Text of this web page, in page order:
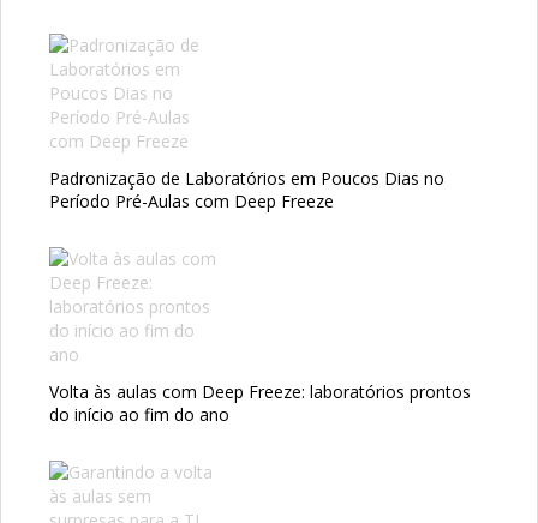
Padronização de Laboratórios em Poucos Dias no
Período Pré-Aulas com Deep Freeze
Volta às aulas com Deep Freeze: laboratórios prontos
do início ao fim do ano